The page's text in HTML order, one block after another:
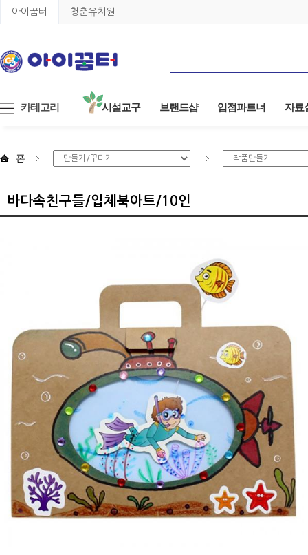
아이꿈터 청춘유치원
카테고리 시설교구 브랜드샵 입점파트너 자료
홈
바다속친구들/입체북아트/10인